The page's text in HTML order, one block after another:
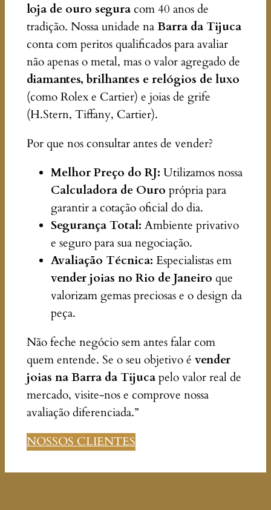
loja de ouro seguracom 40 anos de
tradição. Nossa unidade naBarra da Tijuca
conta com peritos qualificados para avaliar
não apenas o metal, mas o valor agregado de
diamantes, brilhantes e relógios de luxo
(como Rolex e Cartier) e joias de grife
(H.Stern, Tiffany, Cartier).
Por que nos consultar antes de vender?
Melhor Preço do RJ: Utilizamos nossa
Calculadora de Ouro própria para
garantir a cotação oficial do dia.
Segurança Total: Ambiente privativo
e seguro para sua negociação.
Avaliação Técnica: Especialistas em
vender joias no Rio de Janeiro que
valorizam gemas preciosas e o design da
peça.
Não feche negócio sem antes falar com
quem entende. Se o seu objetivo é vender
joias na Barra da Tijucapelo valor real de
mercado, visite-nos e comprove nossa
avaliação diferenciada.”
NOSSOS CLIENTES